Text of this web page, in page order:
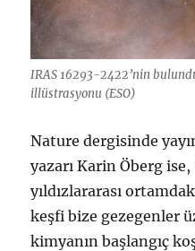
IRAS 16293-2422’nin
illüstrasyonu (ESO)
Nature dergisinde
yazarı Karin Öberg ise,
yıldızlararası
keşfi bize gezegenler
kimyanın başlangıç